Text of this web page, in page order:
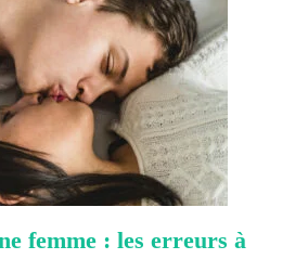
femme : les erreurs à